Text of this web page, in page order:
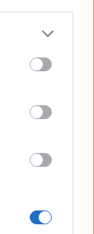
more Google
may click to
tags to
below Google
dopo